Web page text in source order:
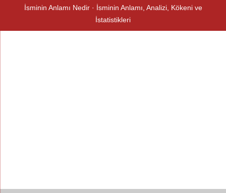
İsminin Anlamı Nedir · İsminin Anlamı, Analizi, Kökeni ve
İstatistikleri